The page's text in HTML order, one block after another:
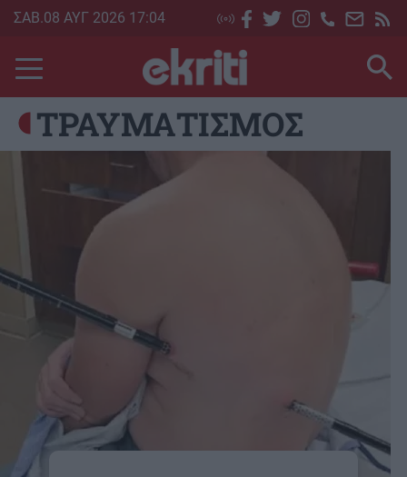
Skip
main
content
ΣΑΒ.08 ΑΥΓ 2026 17:04
ΤΡΑΥΜΑΤΙΣΜΟΣ